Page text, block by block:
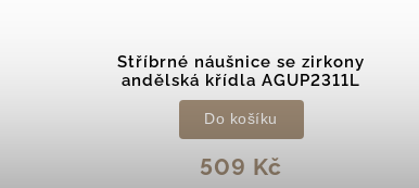
Stříbrné náušnice se zirkony
andělská křídla AGUP2311L
509 Kč
Do košíku